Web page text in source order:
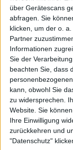
über Gerätescans
abfragen. Sie
klicken, um der o.
Partner
Informationen
Sie der
beachten Sie, dass
kann, obwohl Sie
zu widersprechen.
Website. Sie
Ihre Einwilligung
zurückkehren und
"Datenschutz"
Auf DESMONDO
individuelles,
die aktuellsten
neuesten Smart
About
DESMONDO
Rechtliches
Impressum
Datenschutz
Sitemap